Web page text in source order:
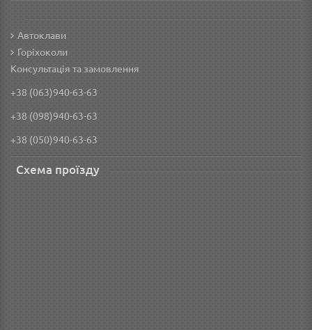
Автоклави
Горіхоколи
Консультація та замовлення
+38 (063)940-63-63
+38 (098)940-63-63
+38 (050)940-63-63
Схема проїзду